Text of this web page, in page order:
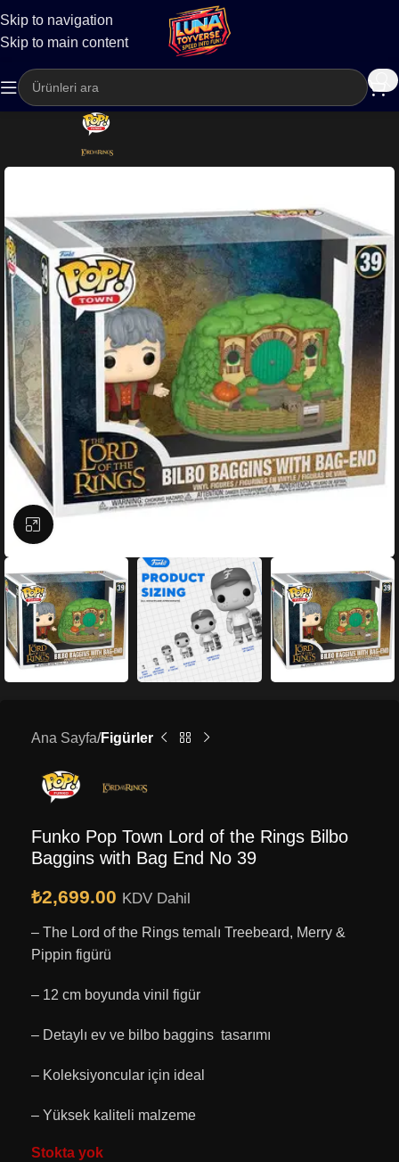
Skip to navigation
Skip to main content
Kargo
Büyütmek için tıklayın
Ana Sayfa Figürler
Funko Pop Town Lord of the Rings Bilbo
Baggins with Bag End No 39
₺2,699.00 KDV Dahil
– The Lord of the Rings temalı Treebeard, Merry &
Pippin figürü
– 12 cm boyunda vinil figür
– Detaylı ev ve bilbo baggins tasarımı
– Koleksiyoncular için ideal
– Yüksek kaliteli malzeme
Stokta yok